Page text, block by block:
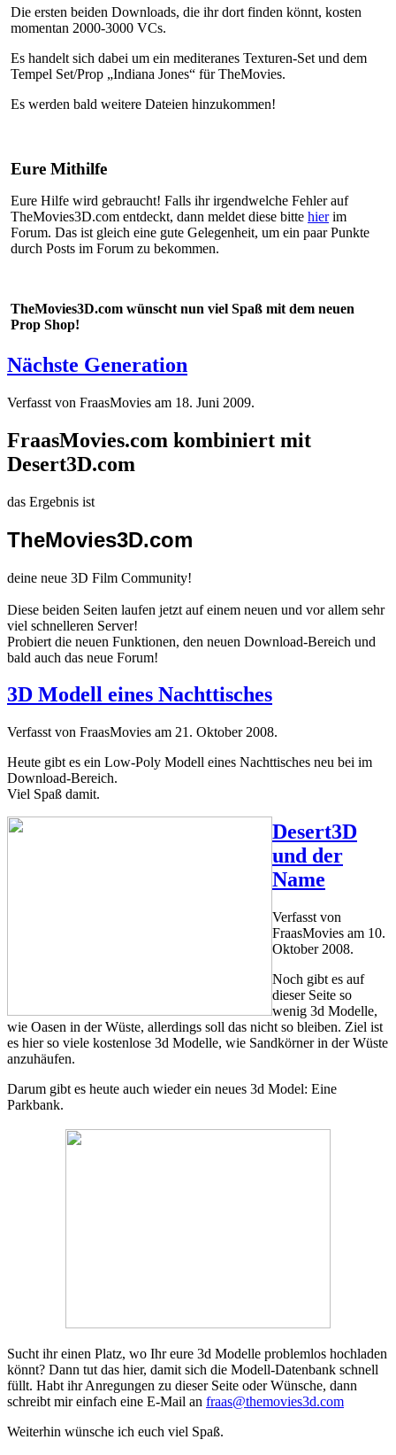
Die ersten beiden Downloads, die ihr dort finden könnt, kosten
momentan 2000-3000 VCs.
Es handelt sich dabei um ein mediteranes Texturen-Set und dem
Tempel Set/Prop „Indiana Jones“ für TheMovies.
Es werden bald weitere Dateien hinzukommen!
Eure Mithilfe
Eure Hilfe wird gebraucht! Falls ihr irgendwelche Fehler auf
TheMovies3D.com entdeckt, dann meldet diese bitte hierim
Forum. Das ist gleich eine gute Gelegenheit, um ein paar Punkte
durch Posts im Forum zu bekommen.
TheMovies3D.com wünscht nun viel Spaß mit dem neuen
Prop Shop!
Nächste Generation
Verfasst von FraasMovies am 18. Juni 2009.
FraasMovies.com kombiniert mit
Desert3D.com
das Ergebnis ist
TheMovies3D.com
deine neue 3D Film Community!
Diese beiden Seiten laufen jetzt auf einem neuen und vor allem sehr
viel schnelleren Server!
Probiert die neuen Funktionen, den neuen Download-Bereich und
bald auch das neue Forum!
3D Modell eines Nachttisches
Verfasst von FraasMovies am 21. Oktober 2008.
Heute gibt es ein Low-Poly Modell eines Nachttisches neu bei im
Download-Bereich.
Viel Spaß damit.
Desert3D
und der
Name
Verfasst von
FraasMovies am 10.
Oktober 2008.
Noch gibt es auf
dieser Seite so
wenig 3d Modelle,
wie Oasen in der Wüste, allerdings soll das nicht so bleiben. Ziel ist
es hier so viele kostenlose 3d Modelle, wie Sandkörner in der Wüste
anzuhäufen.
Darum gibt es heute auch wieder ein neues 3d Model: Eine
Parkbank.
Sucht ihr einen Platz, wo Ihr eure 3d Modelle problemlos hochladen
könnt? Dann tut das hier, damit sich die Modell-Datenbank schnell
füllt. Habt ihr Anregungen zu dieser Seite oder Wünsche, dann
schreibt mir einfach eine E-Mail an fraas@themovies3d.com
Weiterhin wünsche ich euch viel Spaß.